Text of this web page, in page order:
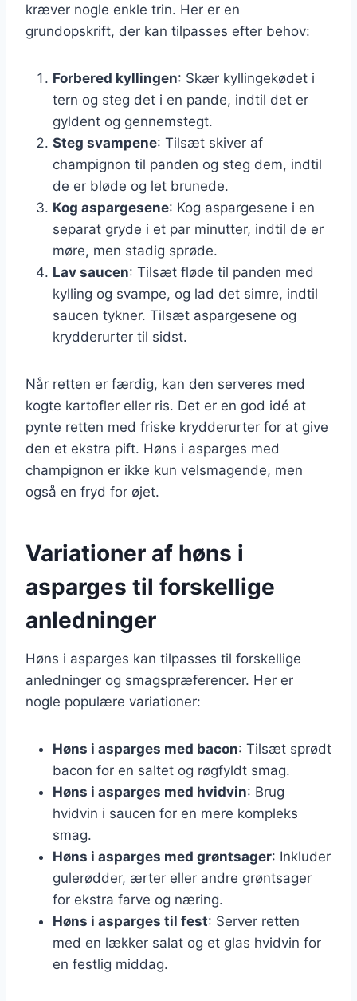
kræver nogle enkle trin. Her er en
grundopskrift, der kan tilpasses efter behov:
Forbered kyllingen: Skær kyllingekødet i
tern og steg det i en pande, indtil det er
gyldent og gennemstegt.
Steg svampene: Tilsæt skiver af
champignon til panden og steg dem, indtil
de er bløde og let brunede.
Kog aspargesene: Kog aspargesene i en
separat gryde i et par minutter, indtil de er
møre, men stadig sprøde.
Lav saucen: Tilsæt fløde til panden med
kylling og svampe, og lad det simre, indtil
saucen tykner. Tilsæt aspargesene og
krydderurter til sidst.
Når retten er færdig, kan den serveres med
kogte kartofler eller ris. Det er en god idé at
pynte retten med friske krydderurter for at give
den et ekstra pift. Høns i asparges med
champignon er ikke kun velsmagende, men
også en fryd for øjet.
Variationer af høns i
asparges til forskellige
anledninger
Høns i asparges kan tilpasses til forskellige
anledninger og smagspræferencer. Her er
nogle populære variationer:
Høns i asparges med bacon: Tilsæt sprødt
bacon for en saltet og røgfyldt smag.
Høns i asparges med hvidvin: Brug
hvidvin i saucen for en mere kompleks
smag.
Høns i asparges med grøntsager: Inkluder
gulerødder, ærter eller andre grøntsager
for ekstra farve og næring.
Høns i asparges til fest: Server retten
med en lækker salat og et glas hvidvin for
en festlig middag.